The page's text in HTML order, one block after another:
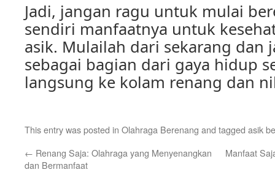
Jadi, jangan ragu untuk mulai
sendiri manfaatnya untuk
asik. Mulailah dari sekarang dan
sebagai bagian dari gaya hidup
langsung ke kolam renang dan
This entry was posted in Olahraga Berenang and tagged asik
← Renang Saja: Olahraga yang Menyenangkan
dan Bermanfaat
Manfaat